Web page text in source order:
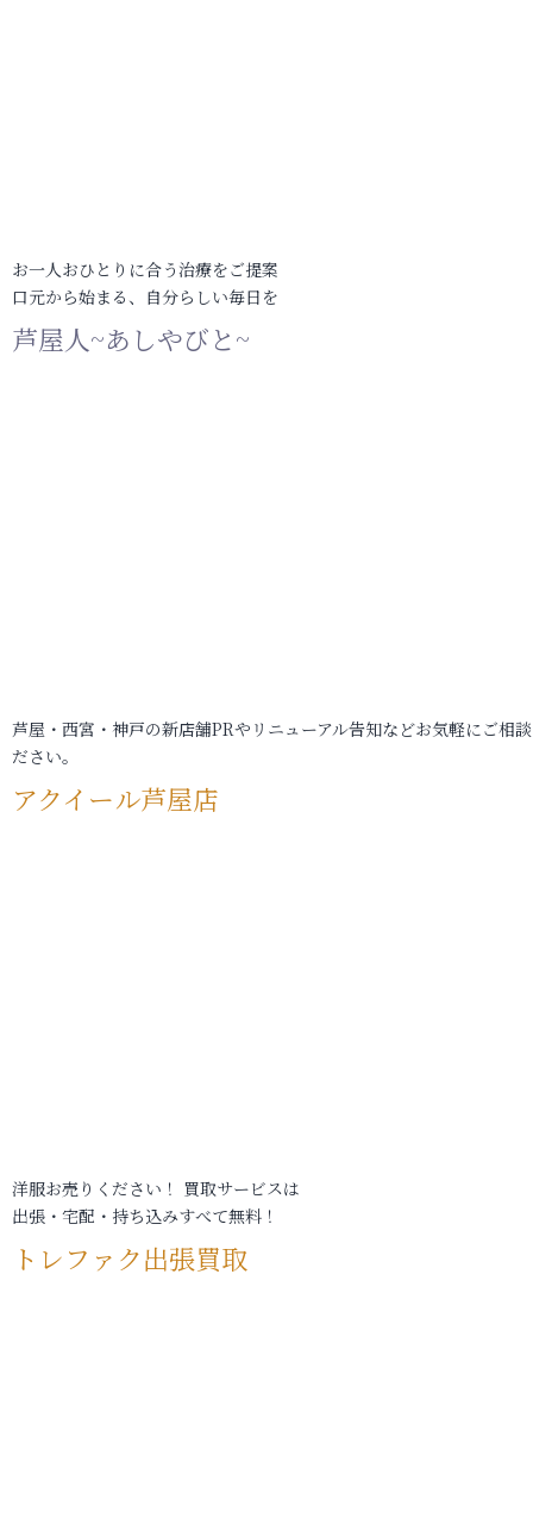
お一人おひとりに合う治療をご提案
口元から始まる、自分らしい毎日を
芦屋人~あしやびと~
芦屋・西宮・神戸の新店舗PRやリニューアル告知などお気軽にご相
ださい。
アクイール芦屋店
洋服お売りください！ 買取サービスは
出張・宅配・持ち込みすべて無料！
トレファク出張買取